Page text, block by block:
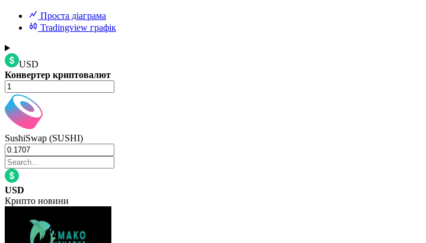
Проста діаграма
Tradingview графік
USD
Конвертер криптовалют
SushiSwap (SUSHI)
USD
Крипто новини